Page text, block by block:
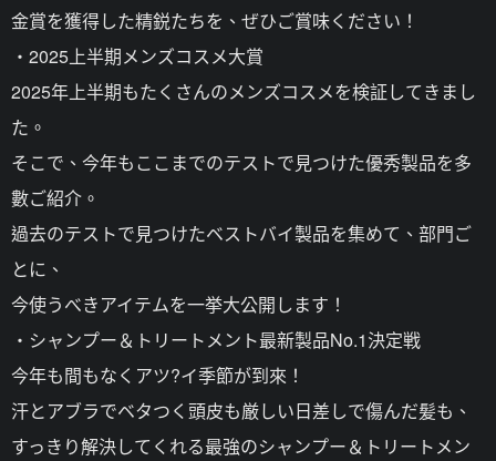
金賞を獲得した精鋭たちを、ぜひご賞味ください！
・2025上半期メンズコスメ大賞
2025年上半期もたくさんのメンズコスメを検証してきまし
た。
そこで、今年もここまでのテストで見つけた優秀製品を多
數ご紹介。
過去のテストで見つけたベストバイ製品を集めて、部門ご
とに、
今使うべきアイテムを一挙大公開します！
・シャンプー＆トリートメント最新製品No.1決定戦
今年も間もなくアツ?イ季節が到來！
汗とアブラでベタつく頭皮も厳しい日差しで傷んだ髪も、
すっきり解決してくれる最強のシャンプー＆トリートメン